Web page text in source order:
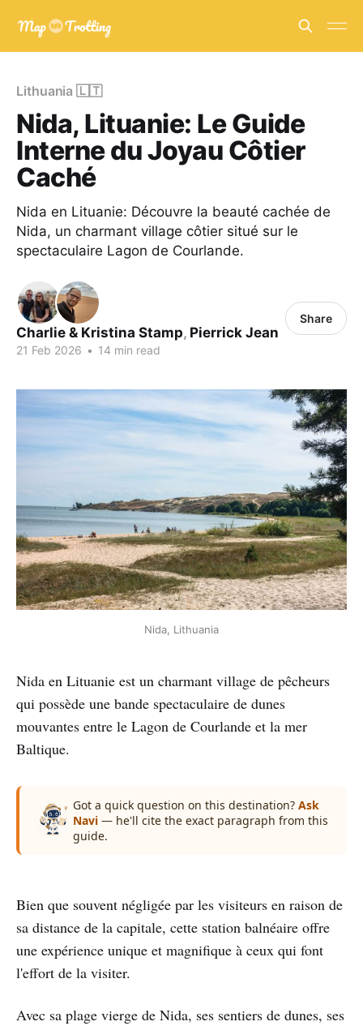
Lithuania 🇱🇹
Nida, Lituanie: Le Guide
Interne du Joyau Côtier
Caché
Nida en Lituanie: Découvre la beauté cachée de
Nida, un charmant village côtier situé sur le
spectaculaire Lagon de Courlande.
Charlie & Kristina Stamp, Pierrick Jean
21 Feb 2026 • 14 min read
Share
Nida, Lithuania
Nida en Lituanie est un charmant village de pêcheurs
qui possède une bande spectaculaire de dunes
mouvantes entre le Lagon de Courlande et la mer
Baltique.
Got a quick question on this destination? Ask
Navi — he'll cite the exact paragraph from this
guide.
Bien que souvent négligée par les visiteurs en raison de
sa distance de la capitale, cette station balnéaire offre
une expérience unique et magnifique à ceux qui font
l'effort de la visiter.
Avec sa plage vierge de Nida, ses sentiers de dunes, ses